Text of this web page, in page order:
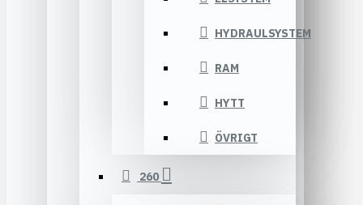
HYDRAULSYSTEM
RAM
HYTT
ÖVRIGT
260